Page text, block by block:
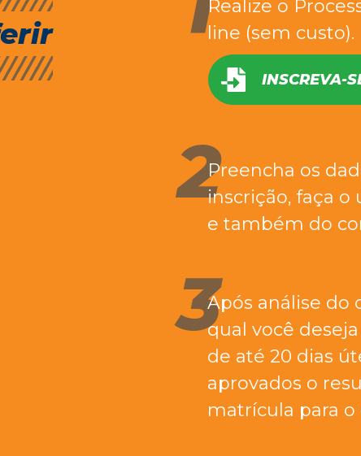
Realize o
line (sem custo).
INSCREVA-
Preencha os
inscrição, faça o
e também do
Após análise do
qual você
de até 20 dias
aprovados o
matrícula para